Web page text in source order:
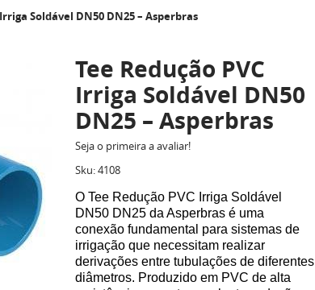
Soldável DN50 DN25 – Asperbras
Tee Redução PVC
Irriga Soldável DN50
DN25 – Asperbras
Seja o primeira a avaliar!
Sku:4108
O Tee Redução PVC Irriga Soldável
DN50 DN25 da Asperbras é uma
conexão fundamental para sistemas de
irrigação que necessitam realizar
derivações entre tubulações de diferentes
diâmetros. Produzido em PVC de alta